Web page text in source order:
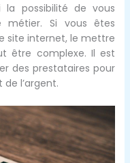
la possibilité de vous
Si vous êtes
site internet, le mettre
être complexe. Il est
des prestataires pour
l’argent.